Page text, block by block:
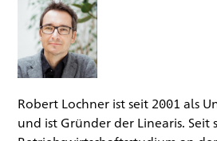
Robert Lochner ist seit 2001 als
und ist Gründer der Linearis. Seit